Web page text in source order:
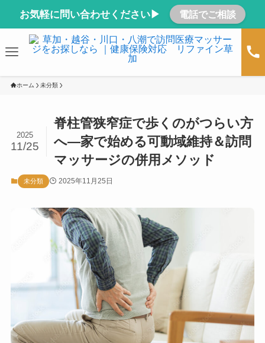
お気軽に問い合わせください▶ 電話でご相談
ホーム 未分類
脊柱管狭窄症で歩くのがつらい方
へ―家で始める可動域維持＆訪問
マッサージの併用メソッド
2025
11/25
未分類 2025年11月25日